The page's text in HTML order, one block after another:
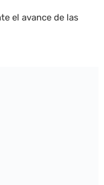
el avance de las